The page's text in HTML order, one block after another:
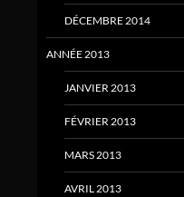
DÉCEMBRE 2014
ANNÉE 2013
JANVIER 2013
FÉVRIER 2013
MARS 2013
AVRIL 2013